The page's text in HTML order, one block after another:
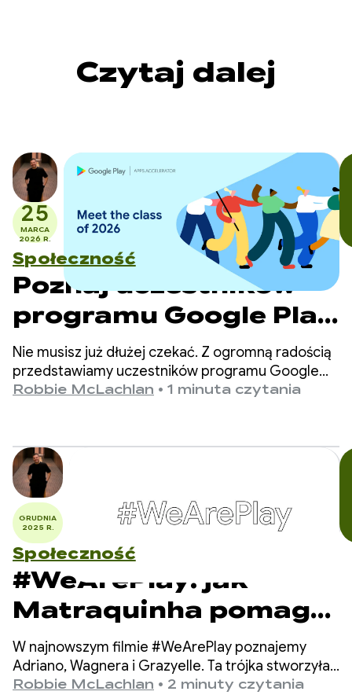
Czytaj dalej
25
MARCA
2026 R.
Społeczność
Poznaj uczestników
programu Google Play
Apps Accelerator w
2026 r.
Nie musisz już dłużej czekać. Z ogromną radością
przedstawiamy uczestników programu Google
Play Apps Accelerator w 2026 r.
Robbie McLachlan • 1 minuta czytania
GRUDNIA
2025 R.
Społeczność
#WeArePlay: jak
Matraquinha pomaga
dzieciom, które nie
mówią, w komunikacji
W najnowszym filmie #WeArePlay poznajemy
Adriano, Wagnera i Grazyelle. Ta trójka stworzyła
Matraquinha – aplikację, która pomaga tysiącom
Robbie McLachlan • 2 minuty czytania